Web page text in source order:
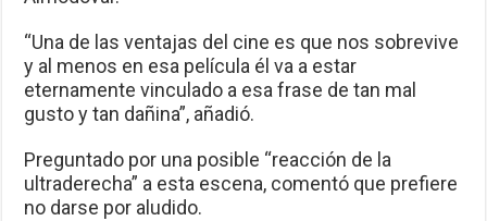
“Una de las ventajas del cine es que nos sobrevive
y al menos en esa película él va a estar
eternamente vinculado a esa frase de tan mal
gusto y tan dañina”, añadió.
Preguntado por una posible “reacción de la
ultraderecha” a esta escena, comentó que prefiere
no darse por aludido.